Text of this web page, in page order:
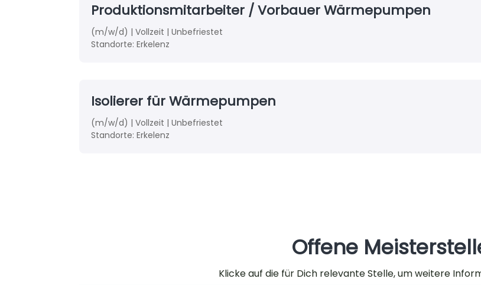
Produktionsmitarbeiter / Vorbauer Wärmepumpen
(m/w/d) | Vollzeit | Unbefriestet
Standorte:Erkelenz
Isolierer für Wärmepumpen
(m/w/d) | Vollzeit | Unbefriestet
Standorte:Erkelenz
Offene
Klicke auf die für Dich relevante Stelle, um weitere